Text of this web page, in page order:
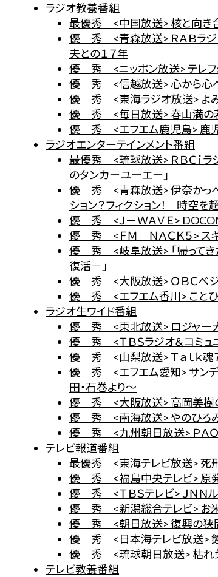
ラジオ教養番組
最優秀 <中国放送> 核と向き
優 秀 <青森放送> ＲＡＢラ
夫との１７年
優 秀 <ニッポン放送> テレフ
優 秀 <信越放送> 心から心
優 秀 <東海ラジオ放送> よ
優 秀 <毎日放送> 春山満の若
優 秀 <エフエム鹿児島> 鹿
ラジオエンターテインメント番組
最優秀 <琉球放送> ＲＢＣｉ
のタンカーユーエー」
優 秀 <青森放送> 伊奈かっ
ション？フィクション！ 時空
優 秀 <Ｊ－ＷＡＶＥ>
優 秀 <ＦＭ ＮＡＣＫ５> スギテ
優 秀 <岐阜放送> 「帰って
復活－」
優 秀 <大阪放送> ＯＢＣベジ
優 秀 <エフエム香川> ことひ
ラジオ生ワイド番組
優 秀 <東北放送> ロジャー
優 秀 <ＴＢＳラジオ＆コミュ
優 秀 <山梨放送> Ｔａｌｋ魂７
優 秀 <エフエム愛知> サン
田・石巻より～
優 秀 <大阪放送> 高岡美樹
優 秀 <南海放送> やのひろみ
優 秀 <九州朝日放送> ＰＡ
テレビ報道番組
最優秀 <東海テレビ放送> 死
優 秀 <福島中央テレビ> 原
優 秀 <ＴＢＳテレビ> ＪＮＮル
優 秀 <新潟総合テレビ> お
優 秀 <朝日放送> 復興の狭
優 秀 <日本海テレビ放送>
優 秀 <琉球朝日放送> 枯れ
テレビ教養番組